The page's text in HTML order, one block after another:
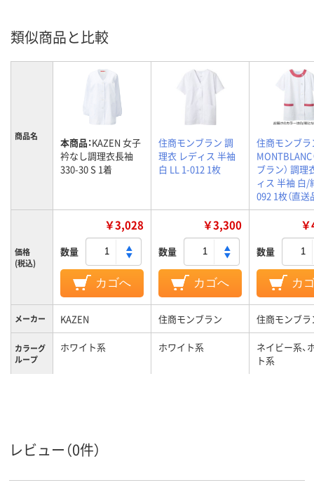
類似商品と比較
商品名 本商品：KAZEN 女子
衿なし調理衣長袖
330-30 S 1着
住商モンブラン 調
理衣 レディス 半袖
白 LL 1-012 1枚
住商モンブラ
MONTBLANC
ブラン） 調理
ィス 半袖 白/
092 1枚（直送
価格
(税込)
￥3,028
数量
カゴへ
￥3,300
数量
カゴへ
数量
カ
メーカー KAZEN 住商モンブラン 住商モンブラ
カラーグ
ループ
ホワイト系 ホワイト系
ネイビー系、
ト系
レビュー（0件）